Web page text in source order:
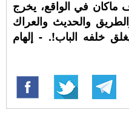
في الواقع، يخرج
والحديث والعراك
خلفه الباب!. - إلهام